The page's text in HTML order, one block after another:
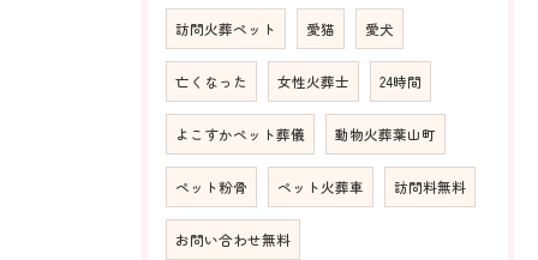
訪問火葬ペット 愛猫 愛犬
亡くなった 女性火葬士 24時間
よこすかペット葬儀 動物火葬葉山町
ペット粉骨 ペット火葬車 訪問料無料
お問い合わせ無料